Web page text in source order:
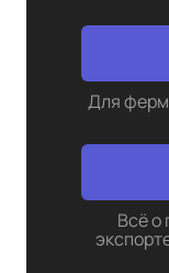
Для
Всё о